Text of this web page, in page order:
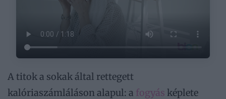
A titok a sokak által rettegett
kalóriaszámláláson alapul: a fogyás képlete